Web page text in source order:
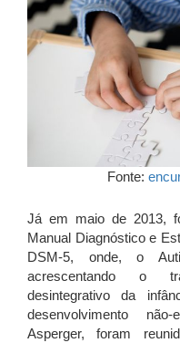
Fonte:
Já em maio de 2013,
Manual Diagnóstico e
DSM-5, onde, o
acrescentando o
desintegrativo da
desenvolvimento
Asperger, foram